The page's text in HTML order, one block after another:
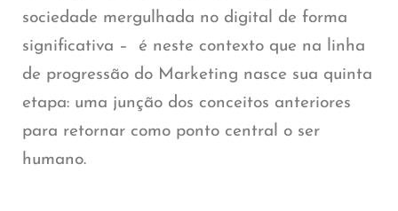
sociedade mergulhada no digital de forma
significativa – é neste contexto que na linha
de progressão do Marketing nasce sua quinta
etapa: uma junção dos conceitos anteriores
para retornar como ponto central o ser
humano.